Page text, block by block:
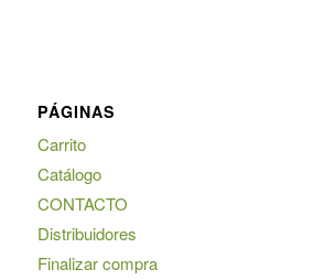
PÁGINAS
Carrito
Catálogo
CONTACTO
Distribuidores
Finalizar compra